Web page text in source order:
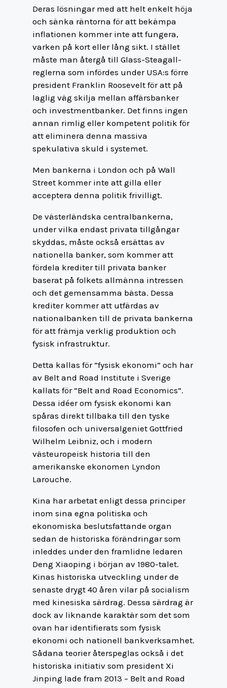
Deras lösningar med att helt enkelt höja
och sänka räntorna för att bekämpa
inflationen kommer inte att fungera,
varken på kort eller lång sikt. I stället
måste man återgå till Glass-Steagall-
reglerna som infördes under USA:s förre
president Franklin Roosevelt för att på
laglig väg skilja mellan affärsbanker
och investmentbanker. Det finns ingen
annan rimlig eller kompetent politik för
att eliminera denna massiva
spekulativa skuld i systemet.
Men bankerna i London och på Wall
Street kommer inte att gilla eller
acceptera denna politik frivilligt.
De västerländska centralbankerna,
under vilka endast privata tillgångar
skyddas, måste också ersättas av
nationella banker, som kommer att
fördela krediter till privata banker
baserat på folkets allmänna intressen
och det gemensamma bästa. Dessa
krediter kommer att utfärdas av
nationalbanken till de privata bankerna
för att främja verklig produktion och
fysisk infrastruktur.
Detta kallas för ”fysisk ekonomi” och har
av Belt and Road Institute i Sverige
kallats för ”Belt and Road Economics”.
Dessa idéer om fysisk ekonomi kan
spåras direkt tillbaka till den tyske
filosofen och universalgeniet Gottfried
Wilhelm Leibniz, och i modern
västeuropeisk historia till den
amerikanske ekonomen Lyndon
Larouche.
Kina har arbetat enligt dessa principer
inom sina egna politiska och
ekonomiska beslutsfattande organ
sedan de historiska förändringar som
inleddes under den framlidne ledaren
Deng Xiaoping i början av 1980-talet.
Kinas historiska utveckling under de
senaste drygt 40 åren vilar på socialism
med kinesiska särdrag. Dessa särdrag är
dock av liknande karaktär som det som
ovan har identifierats som fysisk
ekonomi och nationell bankverksamhet.
Sådana teorier återspeglas också i det
historiska initiativ som president Xi
Jinping lade fram 2013 – Belt and Road